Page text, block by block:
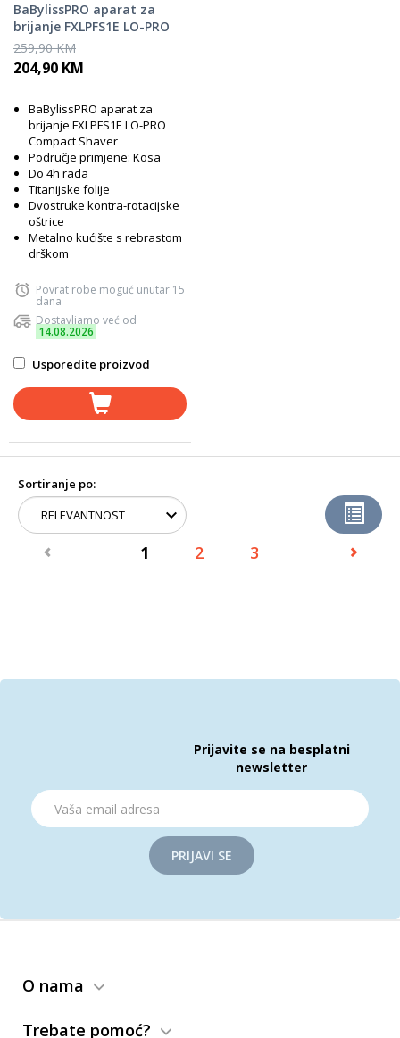
BaBylissPRO aparat za
brijanje FXLPFS1E LO-PRO
Compact Shaver
259,90 KM
204,90 KM
BaBylissPRO aparat za
brijanje FXLPFS1E LO-PRO
Compact Shaver
Područje primjene: Kosa
Do 4h rada
Titanijske folije
Dvostruke kontra-rotacijske
oštrice
Metalno kućište s rebrastom
drškom
Povrat robe moguć unutar 15
dana
Dostavljamo već od
14.08.2026
Usporedite proizvod
Sortiranje po:
1 2 3
Prijavite se na besplatni
newsletter
PRIJAVI SE
O nama
Trebate pomoć?